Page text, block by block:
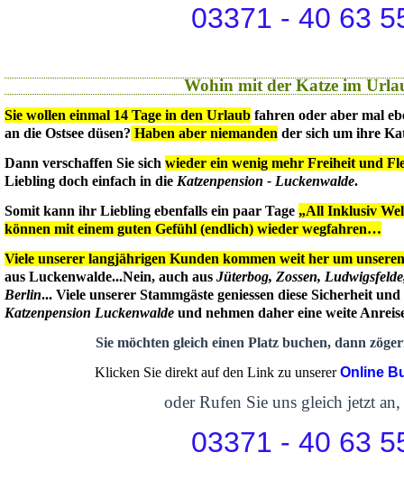
03371 - 40 63
Wohin mit der Katze im
Sie wollen einmal 14 Tage in den Urlaub fahren oder aber mal
an die Ostsee düsen? Haben aber niemanden der sich um ihre
Dann verschaffen Sie sich wieder ein wenig mehr Freiheit und
Liebling doch einfach in die Katzenpension - Luckenwalde.
Somit kann ihr Liebling ebenfalls ein paar Tage „All Inklusiv
können mit einem guten Gefühl (endlich) wieder wegfahren…
Viele unserer langjährigen Kunden kommen weit her um
aus Luckenwalde...Nein, auch aus Jüterbog, Zossen,
Berlin... Viele unserer Stammgäste geniessen diese Sicherheit
Katzenpension Luckenwalde und nehmen daher eine weite
Sie möchten gleich einen Platz buchen, dann
Klicken Sie direkt auf den Link zu unsererOnline
oder Rufen Sie uns gleich jetzt an,
03371 - 40 63